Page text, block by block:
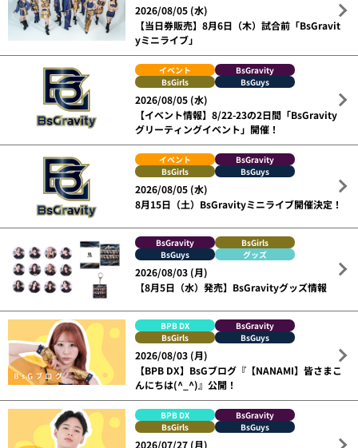
2026/08/05 (水)
【当日券販売】8月6日（木）試合前「BsGravit
yミニライブ」
イベント
BsGravity
BsGirls
BsGuys
2026/08/05 (水)
【イベント情報】8/22-23の2日間「BsGravity
グリーティングイベント」開催！
イベント
BsGravity
BsGirls
BsGuys
2026/08/05 (水)
8月15日（土）BsGravityミニライブ開催決定！
BsGravity
BsGirls
BsGuys
グッズ
2026/08/03 (月)
【8月5日（水）発売】BsGravityグッズ情報
BPB DX
BsGravity
BsGirls
BsGuys
2026/08/03 (月)
【BPB DX】BsGブログ『【NANAMI】皆さまこ
んにちは(^_^)』公開！
BPB DX
BsGravity
BsGirls
BsGuys
2026/07/27 (月)